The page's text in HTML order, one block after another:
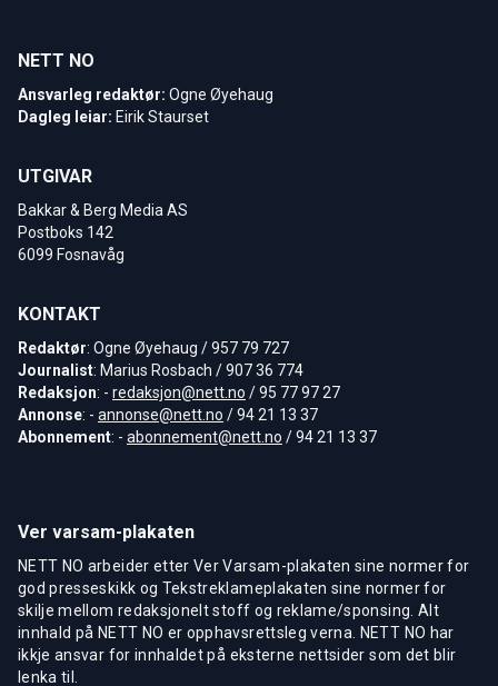
NETT NO
Ansvarleg redaktør: Ogne Øyehaug
Dagleg leiar: Eirik Staurset
UTGIVAR
Bakkar & Berg Media AS
Postboks 142
6099 Fosnavåg
KONTAKT
Redaktør: Ogne Øyehaug / 957 79 727
Journalist: Marius Rosbach / 907 36 774
Redaksjon: - redaksjon@nett.no / 95 77 97 27
Annonse: - annonse@nett.no / 94 21 13 37
Abonnement: - abonnement@nett.no / 94 21 13 37
Ver varsam-plakaten
NETT NO arbeider etter Ver Varsam-plakaten sine normer for
god presseskikk og Tekstreklameplakaten sine normer for
skilje mellom redaksjonelt stoff og reklame/sponsing. Alt
innhald på NETT NO er opphavsrettsleg verna. NETT NO har
ikkje ansvar for innhaldet på eksterne nettsider som det blir
lenka til.